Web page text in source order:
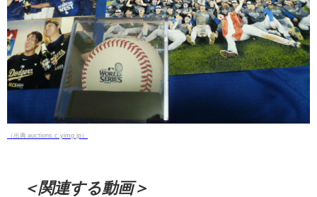
（出典 auctions.c.yimg.jp）
＜関連する動画＞